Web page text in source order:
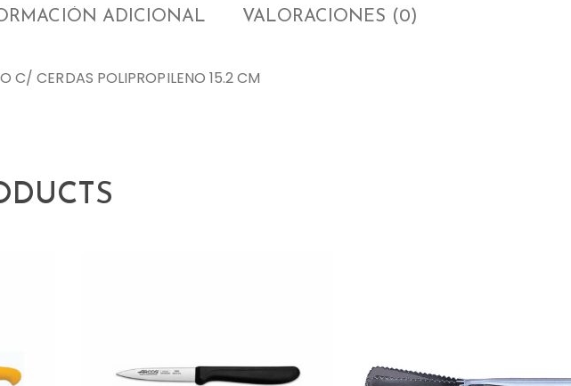
ADICIONAL VALORACIONES (0)
C/ CERDAS POLIPROPILENO 15.2 CM